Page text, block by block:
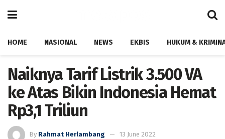
HOME NASIONAL NEWS EKBIS HUKUM &
Naiknya Tarif Listrik 3.500 VA
ke Atas Bikin Indonesia Hemat
Rp3,1 Triliun
By Rahmat Herlambang 13 June 2022